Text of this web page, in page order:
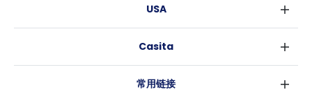
爱丁堡
利兹
布里斯班
阿德莱德
USA
洛杉矶
Casita
常用链接